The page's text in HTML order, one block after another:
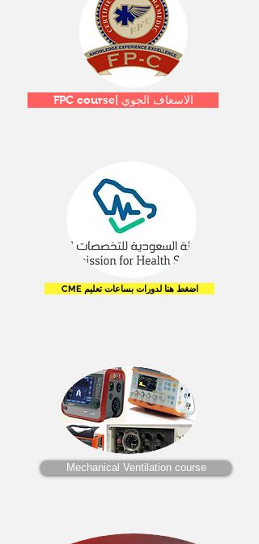
FPC course| الاسعاف الجوي
CME اضغط هنا لدورات بساعات تعليم
Mechanical Ventilation course